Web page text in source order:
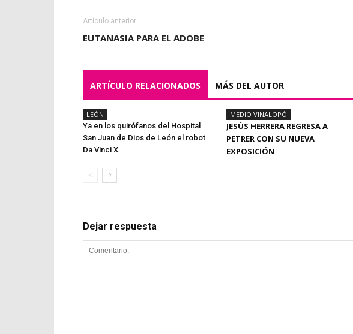
Artículo anterior
EUTANASIA PARA EL ADOBE
ARTÍCULO RELACIONADOS MÁS DEL AUTOR
LEÓN
Ya en los quirófanos del Hospital
San Juan de Dios de León el robot
Da Vinci X
MEDIO VINALOPÓ
JESÚS HERRERA REGRESA A
PETRER CON SU NUEVA
EXPOSICIÓN
Dejar respuesta